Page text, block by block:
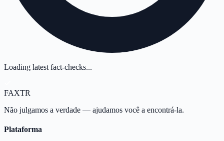
Loading latest fact-checks...
FAXTR
Não julgamos a verdade — ajudamos você a encontrá-la.
Plataforma